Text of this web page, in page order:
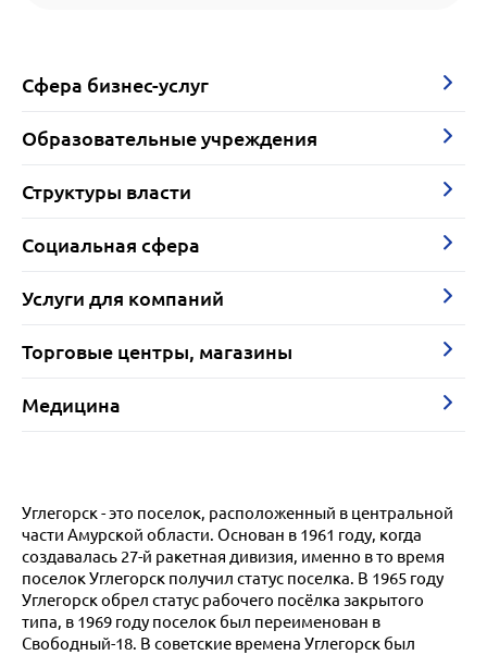
Сфера бизнес-услуг
Образовательные учреждения
Структуры власти
Социальная сфера
Услуги для компаний
Торговые центры, магазины
Медицина
Углегорск - это поселок, расположенный в центральной
части Амурской области. Основан в 1961 году, когда
создавалась 27-й ракетная дивизия, именно в то время
поселок Углегорск получил статус поселка. В 1965 году
Углегорск обрел статус рабочего посёлка закрытого
типа, в 1969 году поселок был переименован в
Свободный-18. В советские времена Углегорск был